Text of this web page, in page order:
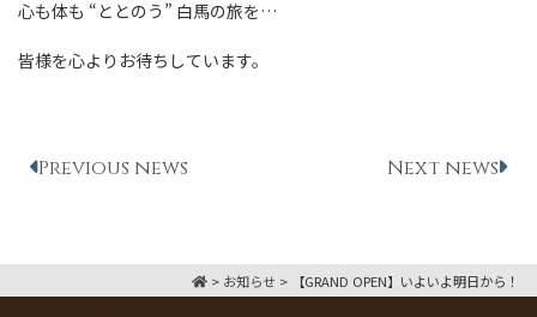
心も体も “ととのう” 白馬の旅を…
皆様を心よりお待ちしています。
Previous news Next news
> お知らせ > 【GRAND OPEN】いよいよ明日から！